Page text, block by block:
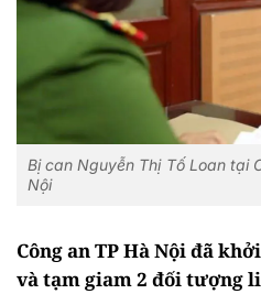
Bị can Nguyễn Thị Tố Loan tại
Nội
Công an TP Hà Nội đã
và tạm giam 2 đối tượng